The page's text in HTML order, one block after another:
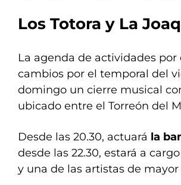
Los Totora y La
La agenda de actividades
cambios por el temporal del
domingo un cierre musical
ubicado entre el Torreón del
Desde las 20.30, actuará la
desde las 22.30, estará a
y una de las artistas de